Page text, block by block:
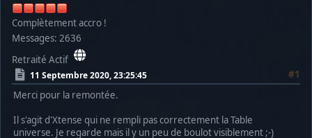
Complètement accro !
Messages: 2636
Retraité Actif
11 Septembre 2020, 23:25:45
#1
Merci pour la remontée.
Il s'agit d'Xtense qui ne rempli pas correctement la Table
universe. Je regarde mais il y un peu de boulot visiblement ;-)